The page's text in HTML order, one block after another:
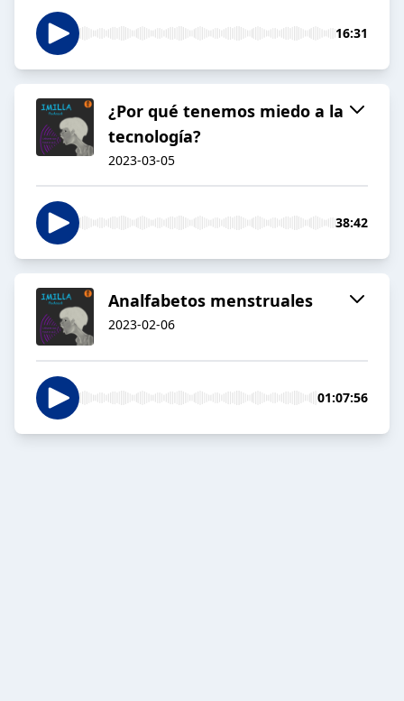
16:31
¿Por qué tenemos miedo a la
tecnología?
2023-03-05
38:42
Analfabetos menstruales
2023-02-06
01:07:56